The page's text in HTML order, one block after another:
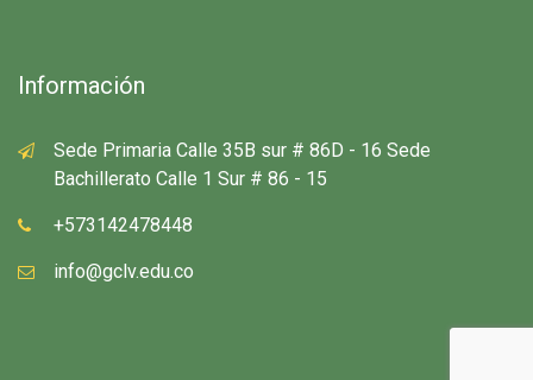
Información
Sede Primaria Calle 35B sur # 86D - 16 Sede
Bachillerato Calle 1 Sur # 86 - 15
+573142478448
info@gclv.edu.co